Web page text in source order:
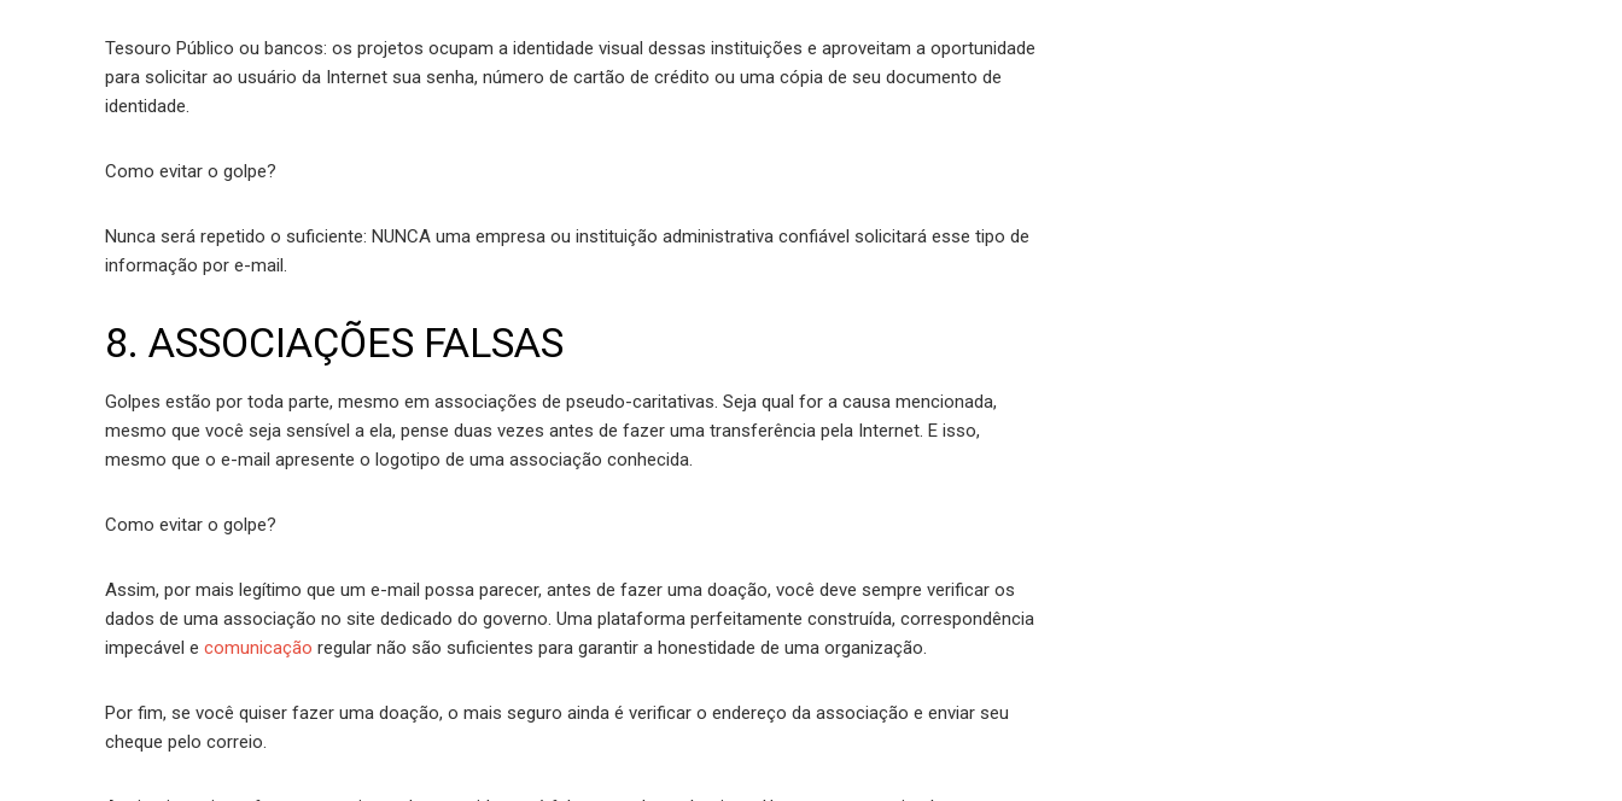
Tesouro Público ou bancos: os projetos ocupam a identidade visual dessas instituições e aproveitam a oportunidade
para solicitar ao usuário da Internet sua senha, número de cartão de crédito ou uma cópia de seu documento de
identidade.
Como evitar o golpe?
Nunca será repetido o suficiente: NUNCA uma empresa ou instituição administrativa confiável solicitará esse tipo de
informação por e-mail.
8. ASSOCIAÇÕES FALSAS
Golpes estão por toda parte, mesmo em associações de pseudo-caritativas. Seja qual for a causa mencionada,
mesmo que você seja sensível a ela, pense duas vezes antes de fazer uma transferência pela Internet. E isso,
mesmo que o e-mail apresente o logotipo de uma associação conhecida.
Como evitar o golpe?
Assim, por mais legítimo que um e-mail possa parecer, antes de fazer uma doação, você deve sempre verificar os
dados de uma associação no site dedicado do governo. Uma plataforma perfeitamente construída, correspondência
impecável e comunicação regular não são suficientes para garantir a honestidade de uma organização.
Por fim, se você quiser fazer uma doação, o mais seguro ainda é verificar o endereço da associação e enviar seu
cheque pelo correio.